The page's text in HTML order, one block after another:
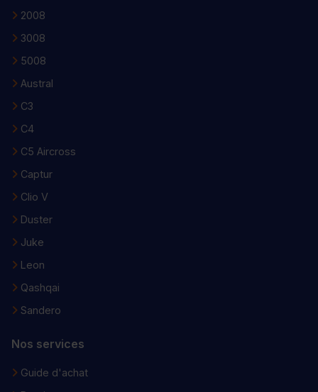
2008
3008
5008
Austral
C3
C4
C5 Aircross
Captur
Clio V
Duster
Juke
Leon
Qashqai
Sandero
Nos services
Guide d'achat